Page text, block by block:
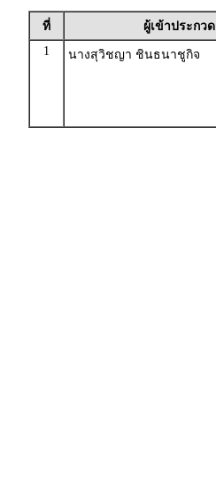
ที่
ผู้เข้าประกวด
1
นางสุวิชญา ชินธนาชูกิจ